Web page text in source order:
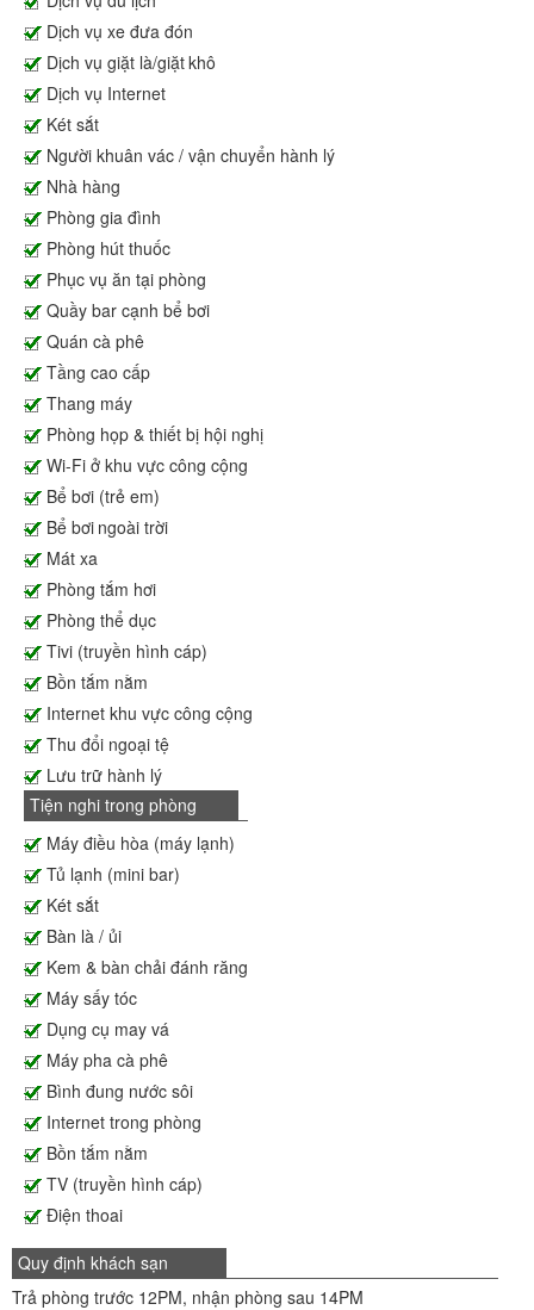
Dịch vụ xe đưa đón
Dịch vụ giặt là/giặt khô
Dịch vụ Internet
Két sắt
Người khuân vác / vận chuyển hành lý
Nhà hàng
Phòng gia đình
Phòng hút thuốc
Phục vụ ăn tại phòng
Quầy bar cạnh bể bơi
Quán cà phê
Tầng cao cấp
Thang máy
Phòng họp & thiết bị hội nghị
Wi-Fi ở khu vực công cộng
Bể bơi (trẻ em)
Bể bơi ngoài trời
Mát xa
Phòng tắm hơi
Phòng thể dục
Tivi (truyền hình cáp)
Bồn tắm nằm
Internet khu vực công cộng
Thu đổi ngoại tệ
Lưu trữ hành lý
Tiện nghi trong phòng
Máy điều hòa (máy lạnh)
Tủ lạnh (mini bar)
Két sắt
Bàn là / ủi
Kem & bàn chải đánh răng
Máy sấy tóc
Dụng cụ may vá
Máy pha cà phê
Bình đung nước sôi
Internet trong phòng
Bồn tắm nằm
TV (truyền hình cáp)
Điện thoai
Quy định khách sạn
Trả phòng trước 12PM, nhận phòng sau 14PM